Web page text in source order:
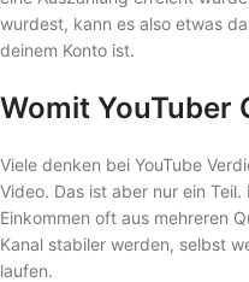
wurdest, kann es also etwas
deinem Konto ist.
Womit YouTuber
Viele denken bei YouTube
Video. Das ist aber nur ein
Einkommen oft aus mehreren
Kanal stabiler werden, selbst
laufen.